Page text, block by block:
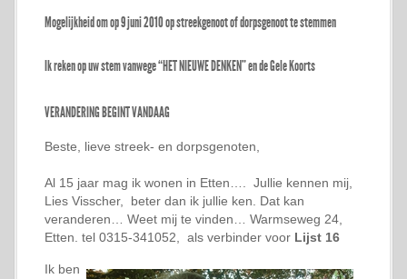
Mogelijkheid om op 9 juni 2010 op streekgenoot of dorpsgenoot te stemmen
Ik reken op uw stem vanwege “HET NIEUWE DENKEN” en de Gele Koorts
VERANDERING BEGINT VANDAAG
Beste, lieve streek- en dorpsgenoten,
Al 15 jaar mag ik wonen in Etten…. Jullie kennen mij,
Lies Visscher, beter dan ik jullie ken. Dat kan
veranderen… Weet mij te vinden… Warmseweg 24,
Etten. tel 0315-341052, als verbinder voor Lijst 16
Ik ben